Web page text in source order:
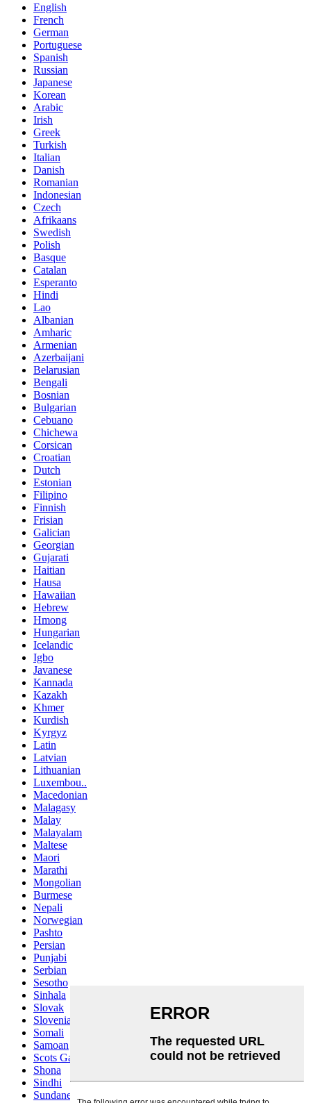
English
French
German
Portuguese
Spanish
Russian
Japanese
Korean
Arabic
Irish
Greek
Turkish
Italian
Danish
Romanian
Indonesian
Czech
Afrikaans
Swedish
Polish
Basque
Catalan
Esperanto
Hindi
Lao
Albanian
Amharic
Armenian
Azerbaijani
Belarusian
Bengali
Bosnian
Bulgarian
Cebuano
Chichewa
Corsican
Croatian
Dutch
Estonian
Filipino
Finnish
Frisian
Galician
Georgian
Gujarati
Haitian
Hausa
Hawaiian
Hebrew
Hmong
Hungarian
Icelandic
Igbo
Javanese
Kannada
Kazakh
Khmer
Kurdish
Kyrgyz
Latin
Latvian
Lithuanian
Luxembou..
Macedonian
Malagasy
Malay
Malayalam
Maltese
Maori
Marathi
Mongolian
Burmese
Nepali
Norwegian
Pashto
Persian
Punjabi
Serbian
Sesotho
Sinhala
Slovak
Slovenian
Somali
Samoan
Scots Gaelic
Shona
Sindhi
Sundanese